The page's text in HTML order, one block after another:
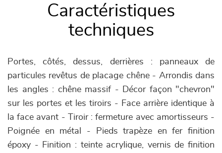
Caractéristiques
techniques
Portes, côtés, dessus, derrières : panneaux de
particules revêtus de placage chêne - Arrondis dans
les angles : chêne massif - Décor façon "chevron"
sur les portes et les tiroirs - Face arrière identique à
la face avant - Tiroir : fermeture avec amortisseurs -
Poignée en métal - Pieds trapèze en fer finition
époxy - Finition : teinte acrylique, vernis de finition